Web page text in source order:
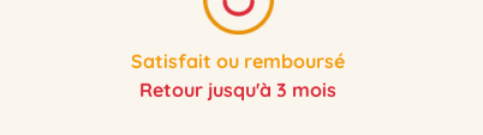
Satisfait ou remboursé
Retour jusqu'à 3 mois